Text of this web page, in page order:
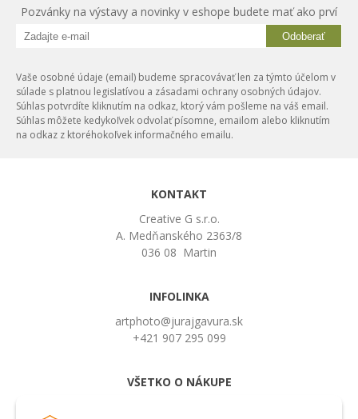
Pozvánky na výstavy a novinky v eshope budete mať ako prví
Odoberať
Vaše osobné údaje (email) budeme spracovávať len za týmto účelom v
súlade s platnou legislatívou a zásadami ochrany osobných údajov.
Súhlas potvrdíte kliknutím na odkaz, ktorý vám pošleme na váš email.
Súhlas môžete kedykoľvek odvolať písomne, emailom alebo kliknutím
na odkaz z ktoréhokoľvek informačného emailu.
KONTAKT
Creative G s.r.o.
A. Medňanského 2363/8
036 08 Martin
INFOLINKA
artphoto@jurajgavura.sk
+421 907 295 099
VŠETKO O NÁKUPE